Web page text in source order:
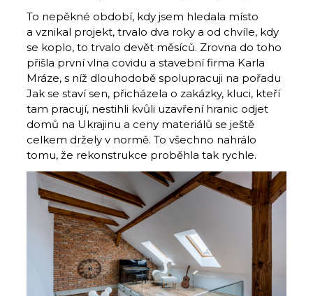
To nepěkné období, kdy jsem hledala místo
a vznikal projekt, trvalo dva roky a od chvíle, kdy
se koplo, to trvalo devět měsíců. Zrovna do toho
přišla první vlna covidu a stavební firma Karla
Mráze, s níž dlouhodobě spolupracuji na pořadu
Jak se staví sen, přicházela o zakázky, kluci, kteří
tam pracují, nestihli kvůli uzavření hranic odjet
domů na Ukrajinu a ceny materiálů se ještě
celkem držely v normě. To všechno nahrálo
tomu, že rekonstrukce proběhla tak rychle.